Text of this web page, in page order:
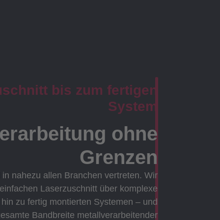
bis zum fertigen
System
ohne
Grenzen
nahezu allen Branchen vertreten. Wir
Laserzuschnitt über komplexe
zu fertig montierten Systemen – und
Bandbreite metallverarbeitender